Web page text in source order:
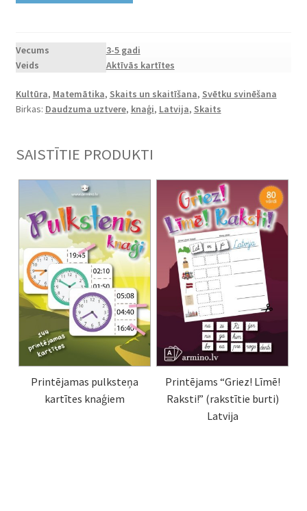
uztvere
līdz
Latvija
daudzums
Vecums
3-5 gadi
Veids
Aktīvās kartītes
Kultūra, Matemātika, Skaits un skaitīšana, Svētku svinēšana
Birkas: Daudzuma uztvere, knaģi, Latvija, Skaits
SAISTĪTIE PRODUKTI
Printējamas pulksteņa
kartītes knaģiem
Printējams “Griez! Līmē!
Raksti!” (rakstītie burti)
Latvija